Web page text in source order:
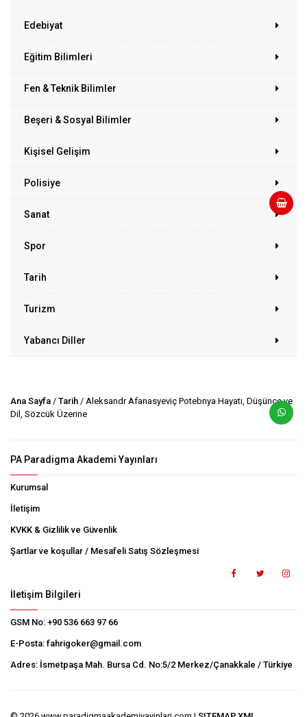
Edebiyat
Eğitim Bilimleri
Fen & Teknik Bilimler
Beşeri & Sosyal Bilimler
Kişisel Gelişim
Polisiye
Sanat
Spor
Tarih
Turizm
Yabancı Diller
Ana Sayfa / Tarih / Aleksandr Afanasyeviç Potebnya Hayatı, Düşünce ve
Dil, Sözcük Üzerine
PA Paradigma Akademi Yayınları
Kurumsal
İletişim
KVKK & Gizlilik ve Güvenlik
Şartlar ve koşullar / Mesafeli Satış Sözleşmesi
İletişim Bilgileri
GSM No: +90 536 663 97 66
E-Posta: fahrigoker@gmail.com
Adres: İsmetpaşa Mah. Bursa Cd. No:5/2 Merkez/Çanakkale / Türkiye